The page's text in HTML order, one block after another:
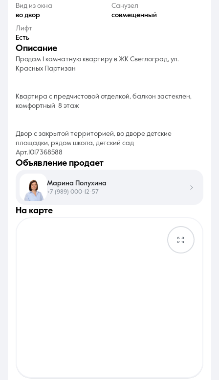
Вид из окна
во двор
Санузел
совмещенный
Лифт
Есть
описание
Продам 1 комнатную квартиру в ЖК Светлоград, ул.
Красных Партизан
Квартира с предчистовой отделкой, балкон застеклен,
комфортный 8 этаж
Двор с закрытой территорией, во дворе детские
площадки, рядом школа, детский сад
Арт.1017368588
на карте
объявление продает
Марина Полухина
+7 (989) 000-12-57